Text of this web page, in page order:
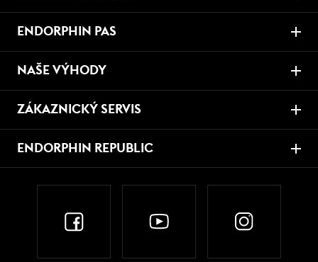
ENDORPHIN PAS
NAŠE VÝHODY
ZÁKAZNICKÝ SERVIS
ENDORPHIN REPUBLIC